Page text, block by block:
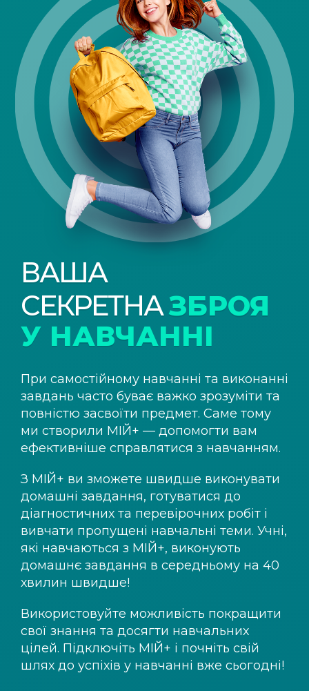
ВАША
СЕКРЕТНАЗБРОЯ
У НАВЧАННІ
При самостійному навчанні та виконанні
завдань часто буває важко зрозуміти та
повністю засвоїти предмет. Саме тому
ми створили МІЙ+ — допомогти вам
ефективніше справлятися з навчанням.
З МІЙ+ ви зможете швидше виконувати
домашні завдання, готуватися до
діагностичних та перевірочних робіт і
вивчати пропущені навчальні теми. Учні,
які навчаються з МІЙ+, виконують
домашнє завдання в середньому на 40
хвилин швидше!
Використовуйте можливість покращити
свої знання та досягти навчальних
цілей. Підключіть МІЙ+ і почніть свій
шлях до успіхів у навчанні вже сьогодні!